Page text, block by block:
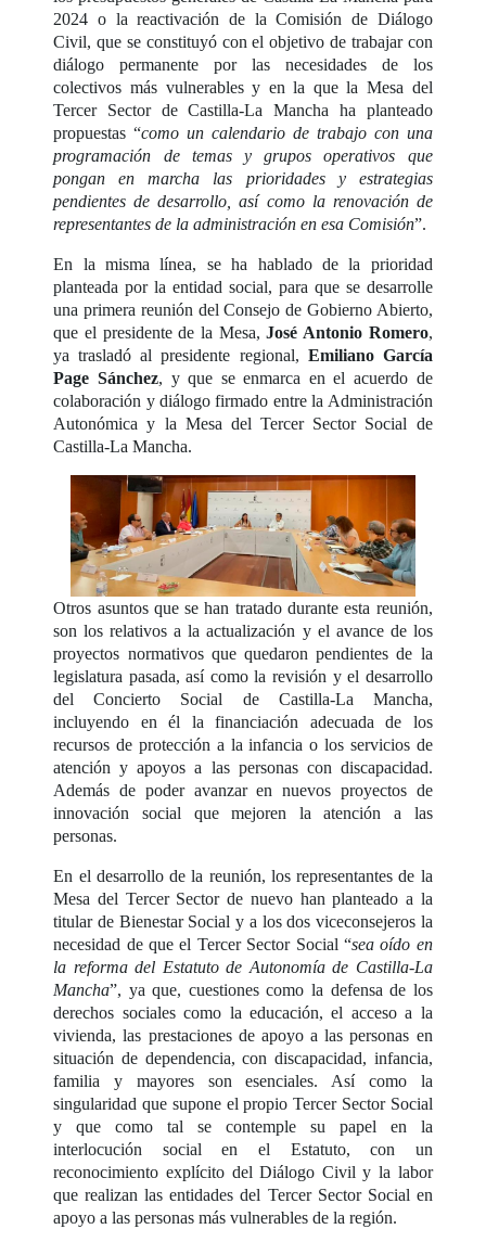
2024 o la reactivación de la Comisión de Diálogo
Civil, que se constituyó con el objetivo de trabajar con
diálogo permanente por las necesidades de los
colectivos más vulnerables y en la que la Mesa del
Tercer Sector de Castilla-La Mancha ha planteado
propuestas “como un calendario de trabajo con una
programación de temas y grupos operativos que
pongan en marcha las prioridades y estrategias
pendientes de desarrollo, así como la renovación de
representantes de la administración en esa Comisión”.
En la misma línea, se ha hablado de la prioridad
planteada por la entidad social, para que se desarrolle
una primera reunión del Consejo de Gobierno Abierto,
que el presidente de la Mesa,José Antonio Romero,
ya trasladó al presidente regional, Emiliano García
Page Sánchez, y que se enmarca en el acuerdo de
colaboración y diálogo firmado entre la Administración
Autonómica y la Mesa del Tercer Sector Social de
Castilla-La Mancha.
Otros asuntos que se han tratado durante esta reunión,
son los relativos a la actualización y el avance de los
proyectos normativos que quedaron pendientes de la
legislatura pasada, así como la revisión y el desarrollo
del Concierto Social de Castilla-La Mancha,
incluyendo en él la financiación adecuada de los
recursos de protección a la infancia o los servicios de
atención y apoyos a las personas con discapacidad.
Además de poder avanzar en nuevos proyectos de
innovación social que mejoren la atención a las
personas.
En el desarrollo de la reunión, los representantes de la
Mesa del Tercer Sector de nuevo han planteado a la
titular de Bienestar Social y a los dos viceconsejeros la
necesidad de que el Tercer Sector Social “sea oído en
la reforma del Estatuto de Autonomía de Castilla-La
Mancha”, ya que, cuestiones como la defensa de los
derechos sociales como la educación, el acceso a la
vivienda, las prestaciones de apoyo a las personas en
situación de dependencia, con discapacidad, infancia,
familia y mayores son esenciales. Así como la
singularidad que supone el propio Tercer Sector Social
y que como tal se contemple su papel en la
interlocución social en el Estatuto, con un
reconocimiento explícito del Diálogo Civil y la labor
que realizan las entidades del Tercer Sector Social en
apoyo a las personas más vulnerables de la región.